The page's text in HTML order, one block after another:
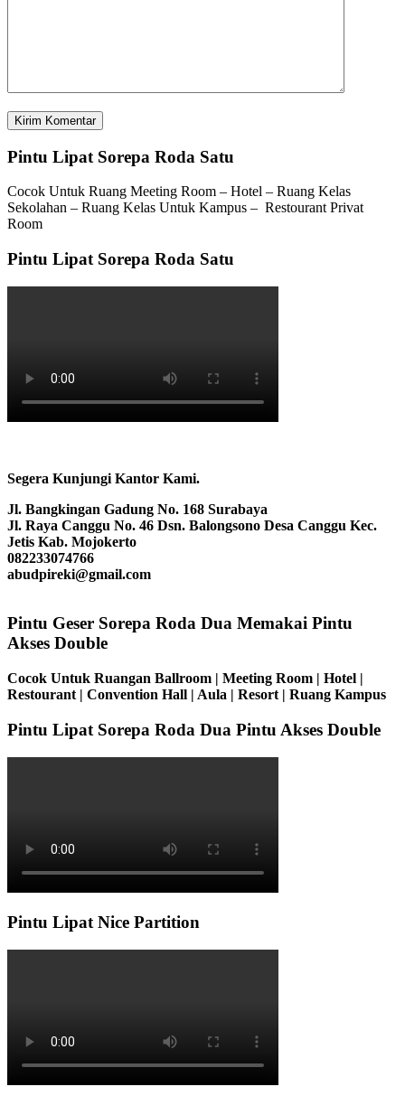
Pintu Lipat Sorepa Roda Satu
Cocok Untuk Ruang Meeting Room – Hotel – Ruang Kelas
Sekolahan – Ruang Kelas Untuk Kampus – Restourant Privat
Room
Pintu Lipat Sorepa Roda Satu
Segera Kunjungi Kantor Kami.
Jl. Bangkingan Gadung No. 168 Surabaya
Jl. Raya Canggu No. 46 Dsn. Balongsono Desa Canggu Kec.
Jetis Kab. Mojokerto
082233074766
abudpireki@gmail.com
Pintu Geser Sorepa Roda Dua Memakai Pintu
Akses Double
Cocok Untuk Ruangan Ballroom | Meeting Room | Hotel |
Restourant | Convention Hall | Aula | Resort | Ruang Kampus
Pintu Lipat Sorepa Roda Dua Pintu Akses Double
Pintu Lipat Nice Partition